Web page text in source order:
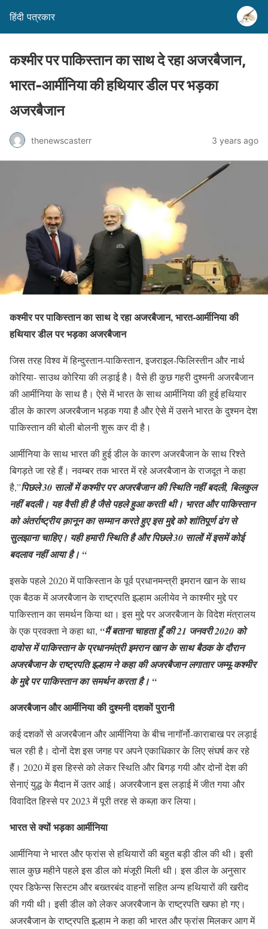
हिंदी पत्रकार
कश्मीर पर पाकिस्तान का साथ दे रहा अजरबैजान,
भारत-आर्मीनिया की हथियार डील पर भड़का
अजरबैजान
thenewscasterr 3 years ago
कश्मीर पर पाकिस्तान का साथ दे रहा अजरबैजान, भारत-आर्मीनिया की
हथियार डील पर भड़का अजरबैजान
जिस तरह विश्व में हिन्दुस्तान-पाकिस्तान, इजराइल-फिलिस्तीन और नार्थ
कोरिया- साउथ कोरिया की लड़ाई है। वैसे ही कुछ गहरी दुश्मनी अजरबैजान
की आर्मीनिया के साथ है। ऐसे में भारत के साथ आर्मीनिया की हुई हथियार
डील के कारण अजरबैजान भड़क गया है और ऐसे में उसने भारत के दुश्मन देश
पाकिस्तान की बोली बोलनी शुरू कर दी है।
आर्मीनिया के साथ भारत की हुई डील के कारण अजरबैजान के साथ रिश्ते
बिगड़ते जा रहे हैं। नवम्बर तक भारत में रहे अजरबैजान के राजदूत ने कहा
है,”पिछले 30 सालों में कश्मीर पर अजरबैजान की स्थिति नहीं बदली, बिलकुल
नहीं बदली। यह वैसी ही है जैसे पहले हुआ करती थी। भारत और पाकिस्तान
को अंतर्राष्ट्रीय क़ानून का सम्मान करते हुए इस मुद्दे को शांतिपूर्ण ढंग से
सुलझाना चाहिए। यही हमारी स्थिति है और पिछले 30 सालों में इसमें कोई
बदलाव नहीं आया है। “
इसके पहले 2020 में पाकिस्तान के पूर्व प्रधानमन्त्री इमरान खान के साथ
एक बैठक में अजरबैजान के राष्ट्रपति इल्हाम अलीयेव ने काश्मीर मुद्दे पर
पाकिस्तान का समर्थन किया था। इस मुद्दे पर अजरबैजान के विदेश मंत्रालय
के एक प्रवक्ता ने कहा था, “मैं बताना चाहता हूँ की 21 जनवरी 2020 को
दावोस में पाकिस्तान के प्रधानमंत्री इमरान खान के साथ बैठक के दौरान
अजरबैजान के राष्ट्रपति इल्हाम ने कहा की अजरबैजान लगातार जम्मू-कश्मीर
के मुद्दे पर पाकिस्तान का समर्थन करता है। “
अजरबैजान और आर्मीनिया की दुश्मनी दशकों पुरानी
कई दशकों से अजरबैजान और आर्मीनिया के बीच नागॉर्नो-काराबाख पर लड़ाई
चल रही है। दोनों देश इस जगह पर अपने एकाधिकार के लिए संघर्ष कर रहे
हैं। 2020 में इस हिस्से को लेकर स्थिति और बिगड़ गयी और दोनों देश की
सेनाएं युद्ध के मैदान में उतर आई। अजरबैजान इस लड़ाई में जीत गया और
विवादित हिस्से पर 2023 में पूरी तरह से कब्ज़ा कर लिया।
भारत से क्यों भड़का आर्मीनिया
आर्मीनिया ने भारत और फ्रांस से हथियारों की बहुत बड़ी डील की थी। इसी
साल कुछ महीने पहले इस डील को मंजूरी मिली थी। इस डील के अनुसार
एयर डिफेन्स सिस्टम और बख्तरबंद वाहनों सहित अन्य हथियारों की खरीद
की गयी थी। इसी डील को लेकर अजरबैजान के राष्ट्रपति खफा हो गए।
अजरबैजान के राष्ट्रपति इल्हाम ने कहा की भारत और फ्रांस मिलकर आग में